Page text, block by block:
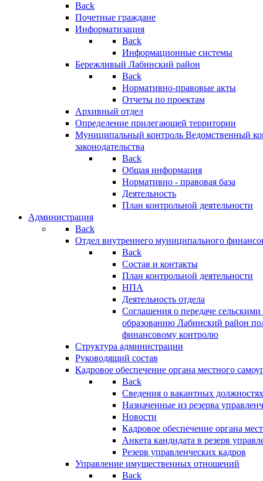
Back
Почетные граждане
Информатизация
Back
Информационные системы
Бережливый Лабинский район
Back
Нормативно-правовые акты
Отчеты по проектам
Архивный отдел
Определение прилегающей территории
Муниципальный контроль Ведомственный
законодательства
Back
Общая информация
Нормативно - правовая база
Деятельность
План контрольной деятельности
Администрация
Back
Отдел внутреннего муниципального
Back
Состав и контакты
План контрольной деятельности
НПА
Деятельность отдела
Соглашения о передаче
образованию Лабинский район
финансовому контролю
Структура администрации
Руководящий состав
Кадровое обеспечение органа местного
Back
Сведения о вакантных
Назначенные из резерва
Новости
Кадровое обеспечение органа
Анкета кандидата в резерв
Резерв управленческих кадров
Управление имущественных отношений
Back